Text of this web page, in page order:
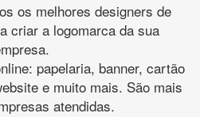
os melhores designers de
criar a logomarca da sua
papelaria, banner, cartão
e muito mais. São mais
atendidas.